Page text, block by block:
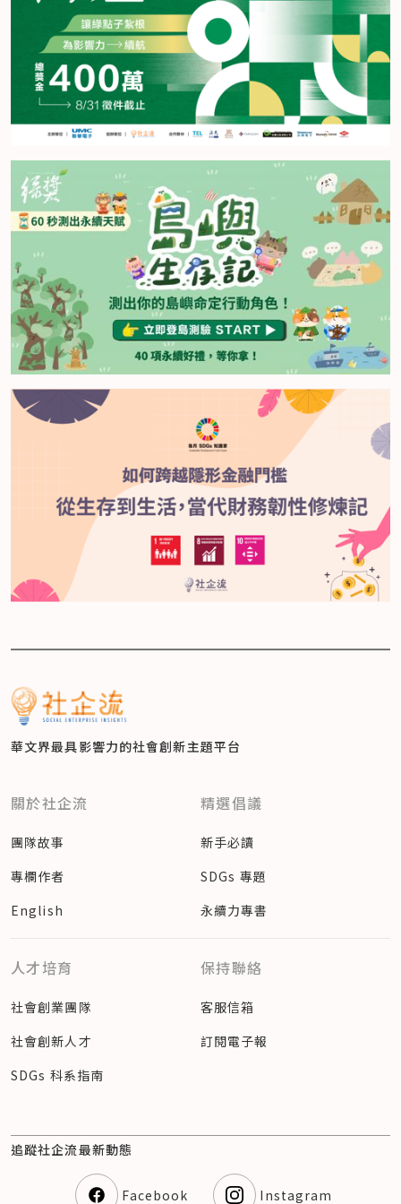
華文界最具影響力的社會創新主題平台
關於社企流
團隊故事
專欄作者
English
精選倡議
新手必讀
SDGs 專題
永續力專書
人才培育
社會創業團隊
社會創新人才
SDGs 科系指南
保持聯絡
客服信箱
訂閱電子報
追蹤社企流最新動態
Facebook Instagram